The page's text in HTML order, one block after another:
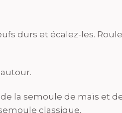
durs et écalez-les.
la semoule de maïs et
classique.